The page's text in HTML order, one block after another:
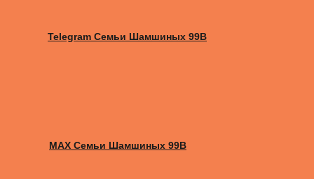
Telegram Семьи Шамшиных 99В
MAX Семьи Шамшиных 99В